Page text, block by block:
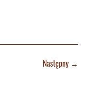
Następny→